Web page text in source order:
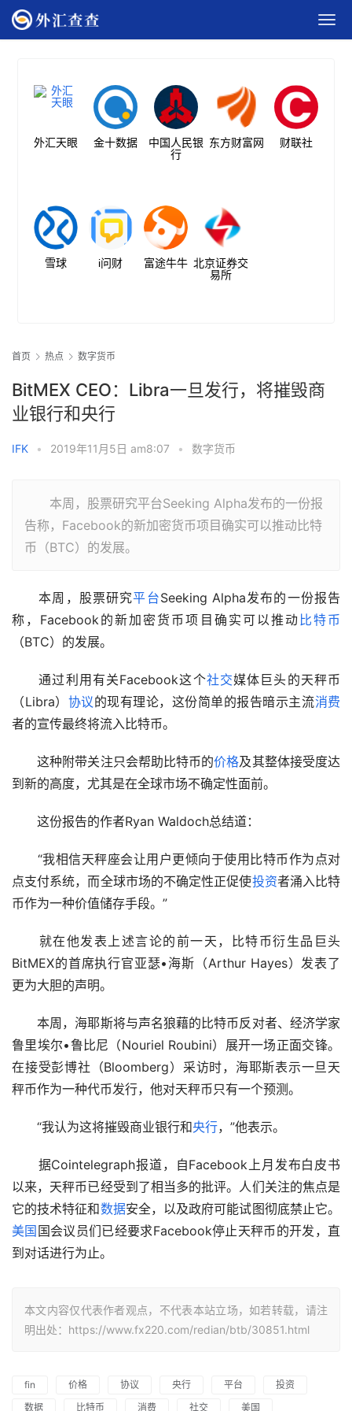
外汇天眼 金十数据
中国人民银
行
东方财富网 财联社
雪球 i问财 富途牛牛 北京证券交
易所
首页 热点 数字货币
BitMEX CEO：Libra一旦发行，将摧毁商
业银行和央行
IFK • 2019年11月5日 am8:07 • 数字货币
本周，股票研究平台Seeking Alpha发布的一份报
告称，Facebook的新加密货币项目确实可以推动比特
币（BTC）的发展。
本周，股票研究平台Seeking Alpha发布的一份报告
称，Facebook的新加密货币项目确实可以推动 比特币
（BTC）的发展。
通过利用有关Facebook这个社交媒体巨头的天秤币
（Libra） 协议的现有理论，这份简单的报告暗示主流消费
者的宣传最终将流入比特币。
这种附带关注只会帮助比特币的价格及其整体接受度达
到新的高度，尤其是在全球市场不确定性面前。
这份报告的作者Ryan Waldoch总结道：
“我相信天秤座会让用户更倾向于使用比特币作为点对
点支付系统，而全球市场的不确定性正促使投资者涌入比特
币作为一种价值储存手段。”
就在他发表上述言论的前一天，比特币衍生品巨头
BitMEX的首席执行官亚瑟•海斯（Arthur Hayes）发表了
更为大胆的声明。
本周，海耶斯将与声名狼藉的比特币反对者、经济学家
鲁里埃尔•鲁比尼（Nouriel Roubini）展开一场正面交锋。
在接受彭博社（Bloomberg）采访时，海耶斯表示一旦天
秤币作为一种代币发行，他对天秤币只有一个预测。
“我认为这将摧毁商业银行和央行，”他表示。
据Cointelegraph报道，自Facebook上月发布白皮书
以来，天秤币已经受到了相当多的批评。人们关注的焦点是
它的技术特征和数据安全，以及政府可能试图彻底禁止它。
美国国会议员们已经要求Facebook停止天秤币的开发，直
到对话进行为止。
本文内容仅代表作者观点，不代表本站立场，如若转载，请注
明出处：https://www.fx220.com/redian/btb/30851.html
fin 价格 协议 央行 平台
投资
数据
比特币 消费 社交 美国